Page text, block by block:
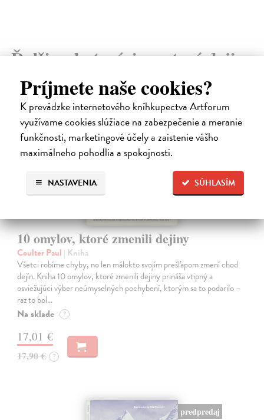
Príjmete naše cookies?
K prevádzke internetového kníhkupectva Artforum
využívame cookies slúžiace na zabezpečenie a meranie
funkčnosti, marketingové účely a zaistenie vášho
maximálneho pohodlia a spokojnosti.
SÚHLASÍM
NASTAVENIA
Ďalšie z kategórie svetové dejiny
na sklade
10 omylov, ktoré zmenili dejiny
Coulter Paul | Kniha
Všetci robíme chyby, no len málokto svojím prešľapom zmení chod
dejín. Kniha 10 omylov, ktoré zmenili dejiny prináša vtipný a
osviežujúci výber neúmyselných pochybení, ktorým sa to podarilo –
raz to bol…
Na sklade ?
17,01 €
17,90 € ?
predpredaj